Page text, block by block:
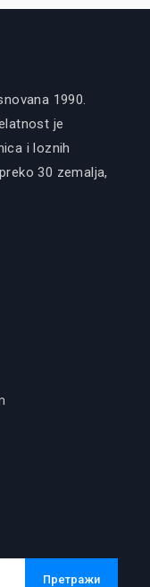
1990.
je
i loznih
30 zemalja,
Претражи